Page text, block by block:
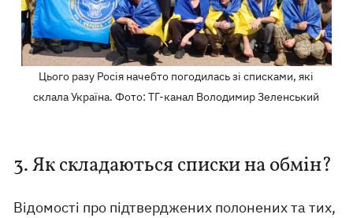
Цього разу Росія начебто погодилась зі списками, які
склала Україна. Фото: ТГ-канал Володимир Зеленський
3. Як складаються списки на обмін?
Відомості про підтверджених полонених та тих,